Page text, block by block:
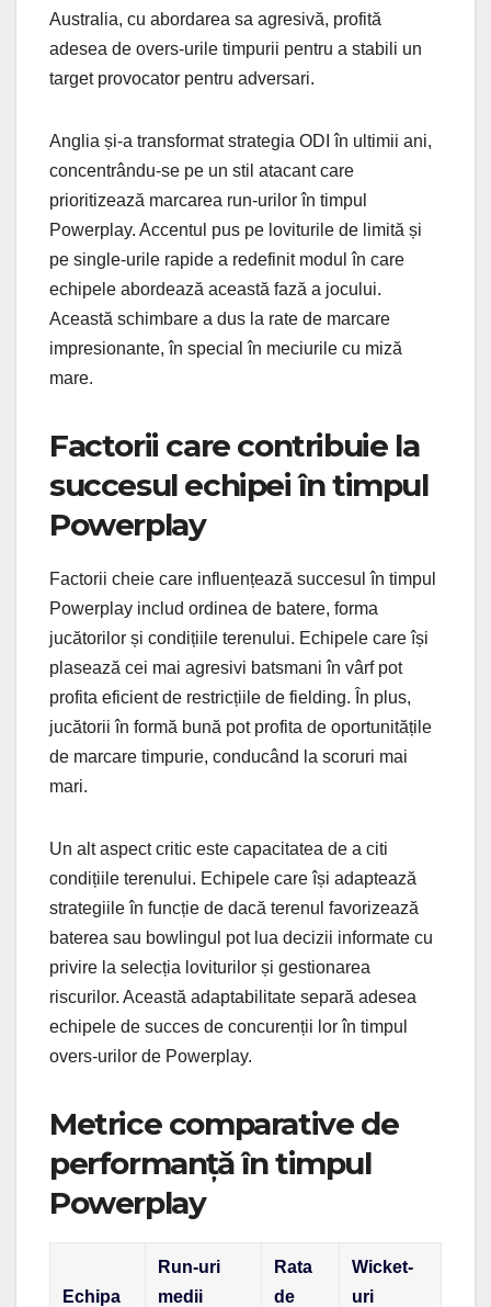
Australia, cu abordarea sa agresivă, profită
adesea de overs-urile timpurii pentru a stabili un
target provocator pentru adversari.
Anglia și-a transformat strategia ODI în ultimii ani,
concentrându-se pe un stil atacant care
prioritizează marcarea run-urilor în timpul
Powerplay. Accentul pus pe loviturile de limită și
pe single-urile rapide a redefinit modul în care
echipele abordează această fază a jocului.
Această schimbare a dus la rate de marcare
impresionante, în special în meciurile cu miză
mare.
Factorii care contribuie la
succesul echipei în timpul
Powerplay
Factorii cheie care influențează succesul în timpul
Powerplay includ ordinea de batere, forma
jucătorilor și condițiile terenului. Echipele care își
plasează cei mai agresivi batsmani în vârf pot
profita eficient de restricțiile de fielding. În plus,
jucătorii în formă bună pot profita de oportunitățile
de marcare timpurie, conducând la scoruri mai
mari.
Un alt aspect critic este capacitatea de a citi
condițiile terenului. Echipele care își adaptează
strategiile în funcție de dacă terenul favorizează
baterea sau bowlingul pot lua decizii informate cu
privire la selecția loviturilor și gestionarea
riscurilor. Această adaptabilitate separă adesea
echipele de succes de concurenții lor în timpul
overs-urilor de Powerplay.
Metrice comparative de
performanță în timpul
Powerplay
Echipa
Run-uri
medii
Rata
de
Wicket-
uri